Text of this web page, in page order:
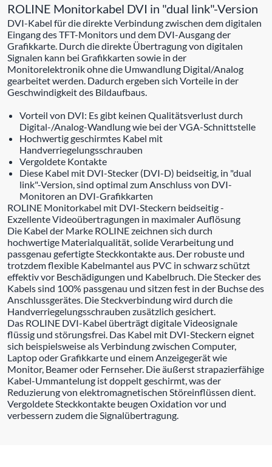
ROLINE Monitorkabel DVI in "dual link"-Version
DVI-Kabel für die direkte Verbindung zwischen dem digitalen
Eingang des TFT-Monitors und dem DVI-Ausgang der
Grafikkarte. Durch die direkte Übertragung von digitalen
Signalen kann bei Grafikkarten sowie in der
Monitorelektronik ohne die Umwandlung Digital/Analog
gearbeitet werden. Dadurch ergeben sich Vorteile in der
Geschwindigkeit des Bildaufbaus.
Vorteil von DVI: Es gibt keinen Qualitätsverlust durch
Digital-/Analog-Wandlung wie bei der VGA-Schnittstelle
Hochwertig geschirmtes Kabel mit
Handverriegelungsschrauben
Vergoldete Kontakte
Diese Kabel mit DVI-Stecker (DVI-D) beidseitig, in "dual
link"-Version, sind optimal zum Anschluss von DVI-
Monitoren an DVI-Grafikkarten
ROLINE Monitorkabel mit DVI-Steckern beidseitig -
Exzellente Videoübertragungen in maximaler Auflösung
Die Kabel der Marke ROLINE zeichnen sich durch
hochwertige Materialqualität, solide Verarbeitung und
passgenau gefertigte Steckkontakte aus. Der robuste und
trotzdem flexible Kabelmantel aus PVC in schwarz schützt
effektiv vor Beschädigungen und Kabelbruch. Die Stecker des
Kabels sind 100% passgenau und sitzen fest in der Buchse des
Anschlussgerätes. Die Steckverbindung wird durch die
Handverriegelungsschrauben zusätzlich gesichert.
Das ROLINE DVI-Kabel überträgt digitale Videosignale
flüssig und störungsfrei. Das Kabel mit DVI-Steckern eignet
sich beispielsweise als Verbindung zwischen Computer,
Laptop oder Grafikkarte und einem Anzeigegerät wie
Monitor, Beamer oder Fernseher. Die äußerst strapazierfähige
Kabel-Ummantelung ist doppelt geschirmt, was der
Reduzierung von elektromagnetischen Störeinflüssen dient.
Vergoldete Steckkontakte beugen Oxidation vor und
verbessern zudem die Signalübertragung.